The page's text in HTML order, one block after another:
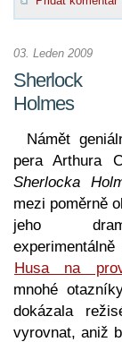
03. Leden 2009
Sherlock
Holmes
Námět
pera Arthura
Sherlocka
mezi poměrně
jeho
Husa na
mnohé
dokázala
vyrovnat, aniž